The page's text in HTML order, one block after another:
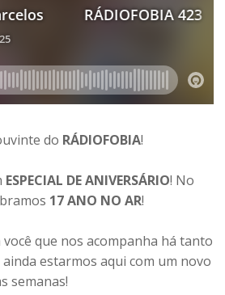
do RÁDIOFOBIA!
ESPECIAL DE ANIVERSÁRIO! No
17 ANO NO AR!
você que nos acompanha há tanto
estarmos aqui com um novo
semanas!